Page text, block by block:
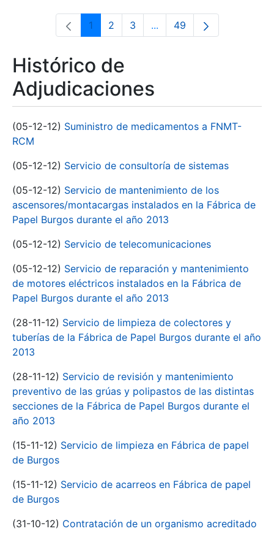
Página
1 Página
2 Página
3 ...Páginas intermedias Use
Página
49
Histórico de
Adjudicaciones
(05-12-12) Suministro de medicamentos a FNMT-
RCM
(05-12-12) Servicio de consultoría de sistemas
(05-12-12) Servicio de mantenimiento de los
ascensores/montacargas instalados en la Fábrica de
Papel Burgos durante el año 2013
(05-12-12) Servicio de telecomunicaciones
(05-12-12) Servicio de reparación y mantenimiento
de motores eléctricos instalados en la Fábrica de
Papel Burgos durante el año 2013
(28-11-12) Servicio de limpieza de colectores y
tuberías de la Fábrica de Papel Burgos durante el año
2013
(28-11-12) Servicio de revisión y mantenimiento
preventivo de las grúas y polipastos de las distintas
secciones de la Fábrica de Papel Burgos durante el
año 2013
(15-11-12) Servicio de limpieza en Fábrica de papel
de Burgos
(15-11-12) Servicio de acarreos en Fábrica de papel
de Burgos
(31-10-12) Contratación de un organismo acreditado